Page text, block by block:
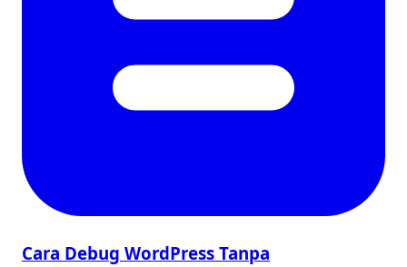
Cara Debug WordPress Tanpa